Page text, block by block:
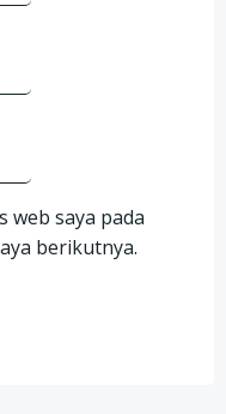
web saya pada
berikutnya.